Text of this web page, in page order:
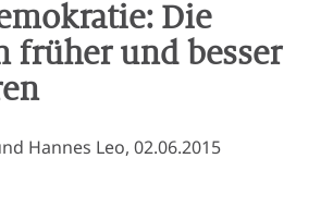
Die
früher und besser
Hannes Leo, 02.06.2015